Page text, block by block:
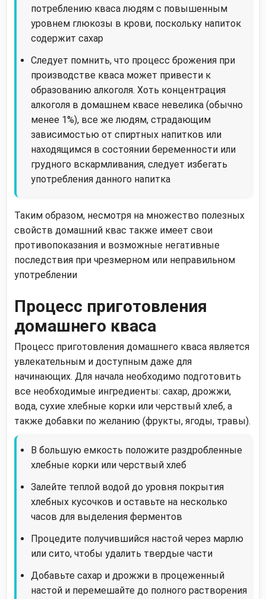
потреблению кваса людям с повышенным
уровнем глюкозы в крови, поскольку напиток
содержит сахар
Следует помнить, что процесс брожения при
производстве кваса может привести к
образованию алкоголя. Хоть концентрация
алкоголя в домашнем квасе невелика (обычно
менее 1%), все же людям, страдающим
зависимостью от спиртных напитков или
находящимся в состоянии беременности или
грудного вскармливания, следует избегать
употребления данного напитка
Таким образом, несмотря на множество полезных
свойств домашний квас также имеет свои
противопоказания и возможные негативные
последствия при чрезмерном или неправильном
употреблении
Процесс приготовления
домашнего кваса
Процесс приготовления домашнего кваса является
увлекательным и доступным даже для
начинающих. Для начала необходимо подготовить
все необходимые ингредиенты: сахар, дрожжи,
вода, сухие хлебные корки или черствый хлеб, а
также добавки по желанию (фрукты, ягоды, травы).
В большую емкость положите раздробленные
хлебные корки или черствый хлеб
Залейте теплой водой до уровня покрытия
хлебных кусочков и оставьте на несколько
часов для выделения ферментов
Процедите получившийся настой через марлю
или сито, чтобы удалить твердые части
Добавьте сахар и дрожжи в процеженный
настой и перемешайте до полного растворения